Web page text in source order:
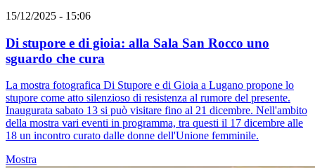
15/12/2025 - 15:06
Di stupore e di gioia: alla Sala San Rocco uno
sguardo che cura
La mostra fotografica Di Stupore e di Gioia a Lugano propone lo
stupore come atto silenzioso di resistenza al rumore del presente.
Inaugurata sabato 13 si può visitare fino al 21 dicembre. Nell'ambito
della mostra vari eventi in programma, tra questi il 17 dicembre alle
18 un incontro curato dalle donne dell'Unione femminile.
Mostra